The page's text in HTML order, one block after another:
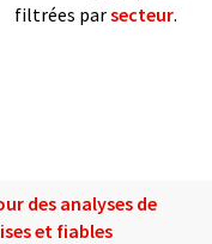
filtrées parsecteur.
des analyses de
et fiables